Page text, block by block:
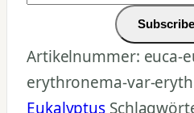
Artikelnummer: euca-
erythronema-var-
Eukalyptus